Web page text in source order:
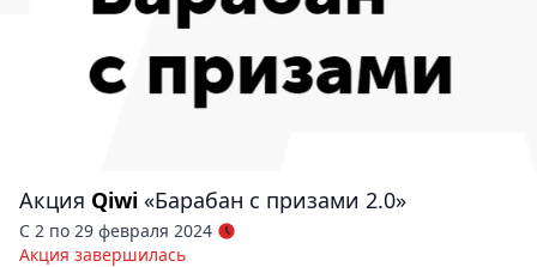
Акция Qiwi «Барабан с призами 2.0»
С 2 по 29 февраля 2024
Акция завершилась